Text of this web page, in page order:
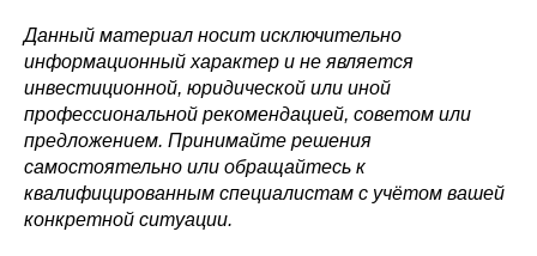
Данный материал носит исключительно
информационный характер и не является
инвестиционной, юридической или иной
профессиональной рекомендацией, советом или
предложением. Принимайте решения
самостоятельно или обращайтесь к
квалифицированным специалистам с учётом вашей
конкретной ситуации.